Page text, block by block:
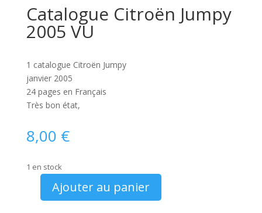
Catalogue Citroën Jumpy
2005 VU
1 catalogue Citroën Jumpy
janvier 2005
24 pages en Français
Très bon état,
8,00 €
1 en stock
quantitéAjouter au panier